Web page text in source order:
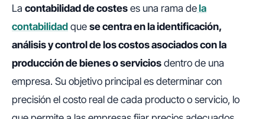
La contabilidad de costes es una rama dela
contabilidad que se centra en la identificación,
análisis y control de los costos asociados con la
producción de bienes o servicios dentro de una
empresa. Su objetivo principal es determinar con
precisión el costo real de cada producto o servicio, lo